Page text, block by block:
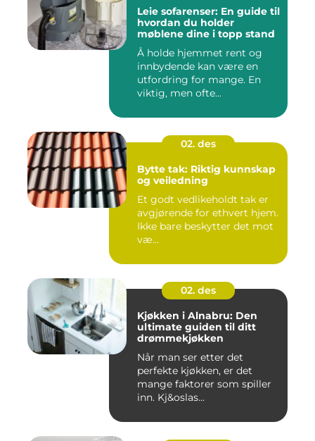
Leie sofarenser: En guide til
hvordan du holder
møblene dine i topp stand
Å holde hjemmet rent og
innbydende kan være en
utfordring for mange. En
viktig, men ofte...
02. des
Bytte tak: Riktig kunnskap
og veiledning
Et godt vedlikeholdt tak er
avgjørende for ethvert hjem.
Ikke bare beskytter det mot
væ...
02. des
Kjøkken i Alnabru: Den
ultimate guiden til ditt
drømmekjøkken
Når man ser etter det
perfekte kjøkken, er det
mange faktorer som spiller
inn. Kj&oslas...